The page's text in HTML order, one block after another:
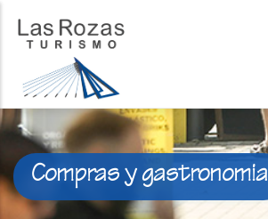
Compras y gastronomia